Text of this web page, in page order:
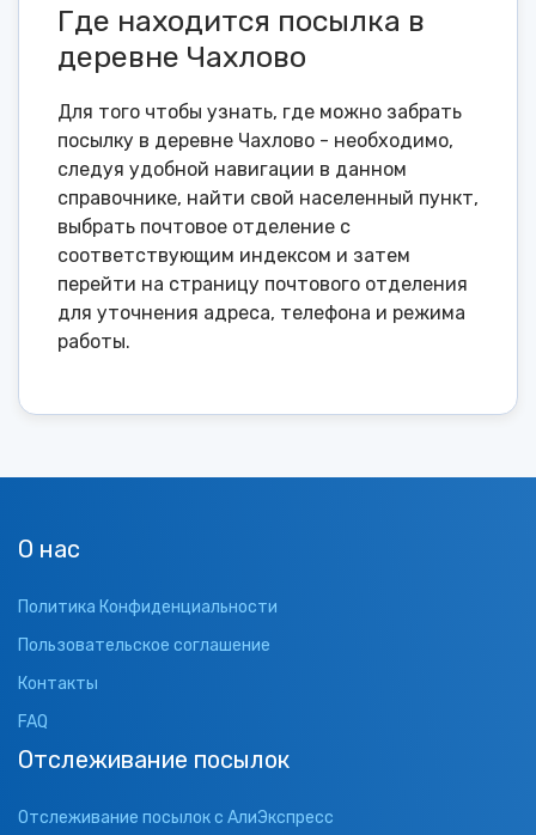
Где находится посылка в
деревне Чахлово
Для того чтобы узнать, где можно забрать
посылку в деревне Чахлово - необходимо,
следуя удобной навигации в данном
справочнике, найти свой населенный пункт,
выбрать почтовое отделение с
соответствующим индексом и затем
перейти на страницу почтового отделения
для уточнения адреса, телефона и режима
работы.
О нас
Политика Конфиденциальности
Пользовательское соглашение
Контакты
FAQ
Отслеживание посылок
Отслеживание посылок с АлиЭкспресс